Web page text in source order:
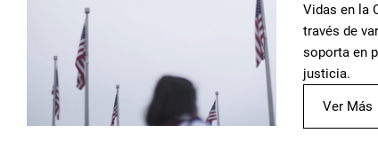
Vidas en la
través de
soporta en
justicia.
Ver Más